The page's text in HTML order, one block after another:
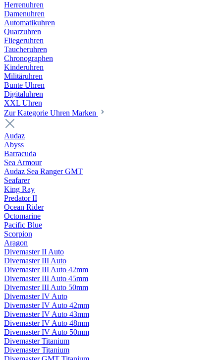
Herrenuhren
Damenuhren
Automatikuhren
Quarzuhren
Fliegeruhren
Taucheruhren
Chronographen
Kinderuhren
Militäruhren
Bunte Uhren
Digitaluhren
XXL Uhren
Zur Kategorie Uhren Marken
Audaz
Abyss
Barracuda
Sea Armour
Audaz Sea Ranger GMT
Seafarer
King Ray
Predator II
Ocean Rider
Octomarine
Pacific Blue
Scorpion
Aragon
Divemaster II Auto
Divemaster III Auto
Divemaster III Auto 42mm
Divemaster III Auto 45mm
Divemaster III Auto 50mm
Divemaster IV Auto
Divemaster IV Auto 42mm
Divemaster IV Auto 43mm
Divemaster IV Auto 48mm
Divemaster IV Auto 50mm
Divemaster Titanium
Divemaster Titanium